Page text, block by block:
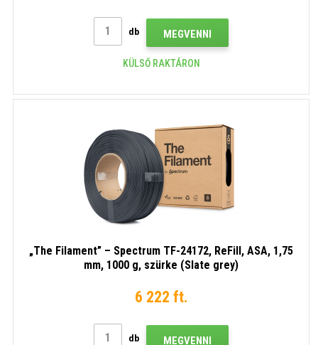
db MEGVENNI
KÜLSŐ RAKTÁRON
„The Filament” – Spectrum TF-24172, ReFill, ASA, 1,75
mm, 1000 g, szürke (Slate grey)
6 222 ft.
db MEGVENNI